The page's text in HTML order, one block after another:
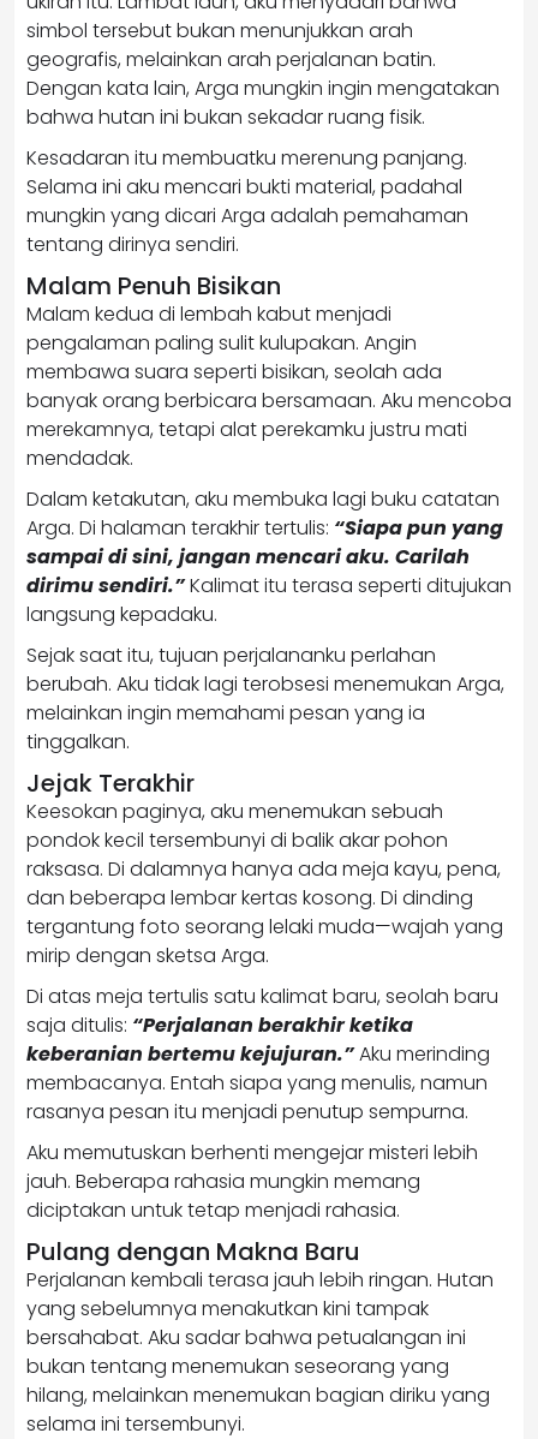
simbol tersebut bukan menunjukkan arah
geografis, melainkan arah perjalanan batin.
Dengan kata lain, Arga mungkin ingin mengatakan
bahwa hutan ini bukan sekadar ruang fisik.
Kesadaran itu membuatku merenung panjang.
Selama ini aku mencari bukti material, padahal
mungkin yang dicari Arga adalah pemahaman
tentang dirinya sendiri.
Malam Penuh Bisikan
Malam kedua di lembah kabut menjadi
pengalaman paling sulit kulupakan. Angin
membawa suara seperti bisikan, seolah ada
banyak orang berbicara bersamaan. Aku mencoba
merekamnya, tetapi alat perekamku justru mati
mendadak.
Dalam ketakutan, aku membuka lagi buku catatan
Arga. Di halaman terakhir tertulis: “Siapa pun yang
sampai di sini, jangan mencari aku. Carilah
dirimu sendiri.”Kalimat itu terasa seperti ditujukan
langsung kepadaku.
Sejak saat itu, tujuan perjalananku perlahan
berubah. Aku tidak lagi terobsesi menemukan Arga,
melainkan ingin memahami pesan yang ia
tinggalkan.
Jejak Terakhir
Keesokan paginya, aku menemukan sebuah
pondok kecil tersembunyi di balik akar pohon
raksasa. Di dalamnya hanya ada meja kayu, pena,
dan beberapa lembar kertas kosong. Di dinding
tergantung foto seorang lelaki muda—wajah yang
mirip dengan sketsa Arga.
Di atas meja tertulis satu kalimat baru, seolah baru
saja ditulis: “Perjalanan berakhir ketika
keberanian bertemu kejujuran.”Aku merinding
membacanya. Entah siapa yang menulis, namun
rasanya pesan itu menjadi penutup sempurna.
Aku memutuskan berhenti mengejar misteri lebih
jauh. Beberapa rahasia mungkin memang
diciptakan untuk tetap menjadi rahasia.
Pulang dengan Makna Baru
Perjalanan kembali terasa jauh lebih ringan. Hutan
yang sebelumnya menakutkan kini tampak
bersahabat. Aku sadar bahwa petualangan ini
bukan tentang menemukan seseorang yang
hilang, melainkan menemukan bagian diriku yang
selama ini tersembunyi.